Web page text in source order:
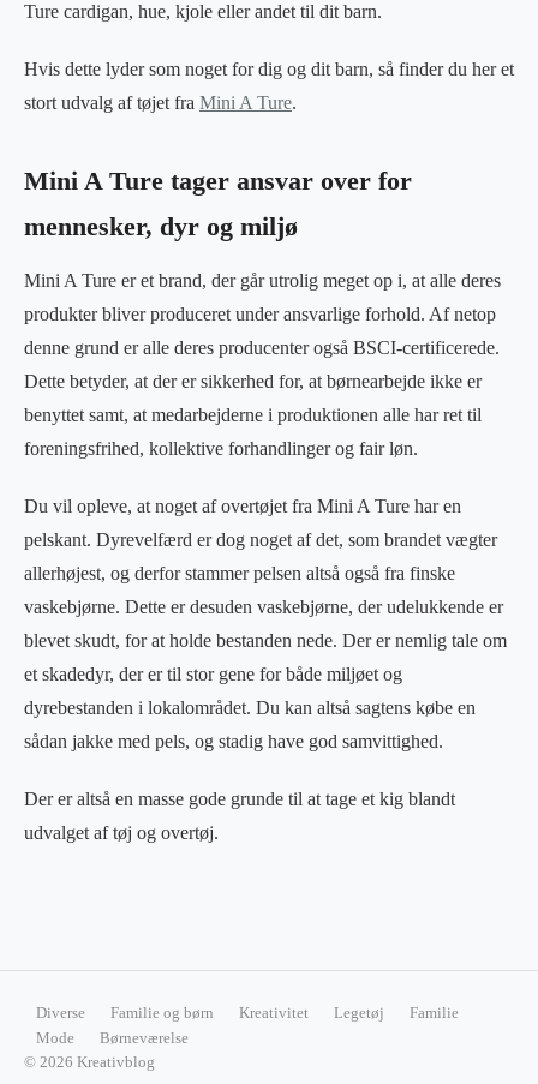
Ture cardigan, hue, kjole eller andet til dit barn.
Hvis dette lyder som noget for dig og dit barn, så finder du her et
stort udvalg af tøjet fra Mini A Ture.
Mini A Ture tager ansvar over for
mennesker, dyr og miljø
Mini A Ture er et brand, der går utrolig meget op i, at alle deres
produkter bliver produceret under ansvarlige forhold. Af netop
denne grund er alle deres producenter også BSCI-certificerede.
Dette betyder, at der er sikkerhed for, at børnearbejde ikke er
benyttet samt, at medarbejderne i produktionen alle har ret til
foreningsfrihed, kollektive forhandlinger og fair løn.
Du vil opleve, at noget af overtøjet fra Mini A Ture har en
pelskant. Dyrevelfærd er dog noget af det, som brandet vægter
allerhøjest, og derfor stammer pelsen altså også fra finske
vaskebjørne. Dette er desuden vaskebjørne, der udelukkende er
blevet skudt, for at holde bestanden nede. Der er nemlig tale om
et skadedyr, der er til stor gene for både miljøet og
dyrebestanden i lokalområdet. Du kan altså sagtens købe en
sådan jakke med pels, og stadig have god samvittighed.
Der er altså en masse gode grunde til at tage et kig blandt
udvalget af tøj og overtøj.
Diverse Familie og børn Kreativitet Legetøj
Familie
Mode
Børneværelse
© 2026 Kreativblog